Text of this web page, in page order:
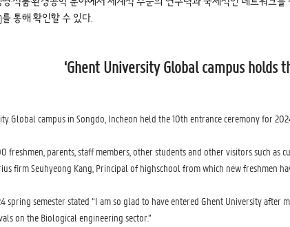
를 통해 확인할 수 있다.
‘Ghent University Global campus holds
Global campus in Songdo, Incheon held the 10th entrance ceremony for
parents, staff members, other students and other visitors such as
firm Seuhyeong Kang, Principal of highschool from which new freshmen
spring semester stated “I am so glad to have entered Ghent University
on the Biological engineering sector.”